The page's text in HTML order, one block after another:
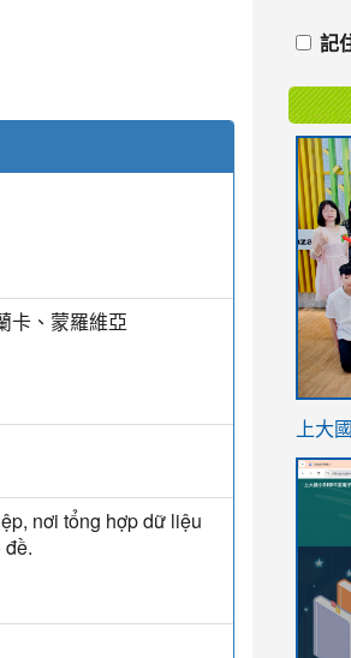
卡、蒙羅維亞
nơi tổng hợp dữ liệu
記
link
上大
link